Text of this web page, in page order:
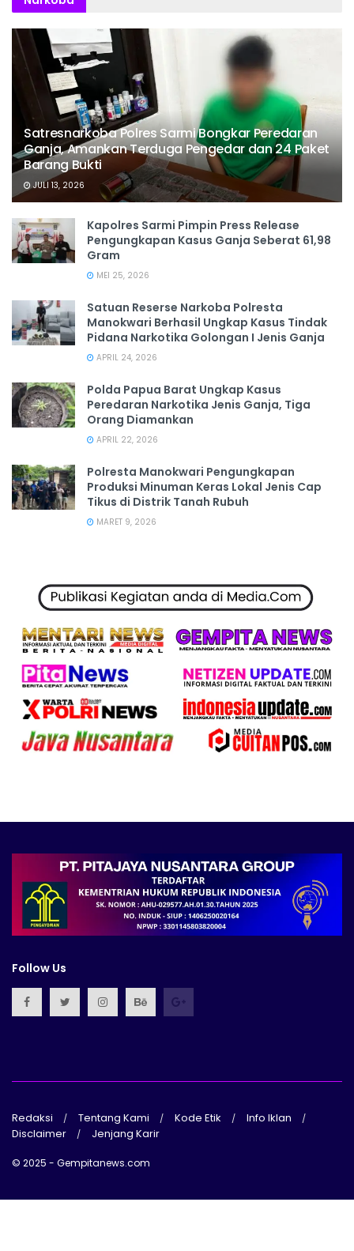
Satresnarkoba Polres Sarmi Bongkar Peredaran
Ganja, Amankan Terduga Pengedar dan 24 Paket
Barang Bukti
JULI 13, 2026
Kapolres Sarmi Pimpin Press Release
Pengungkapan Kasus Ganja Seberat 61,98
Gram
MEI 25, 2026
Satuan Reserse Narkoba Polresta
Manokwari Berhasil Ungkap Kasus Tindak
Pidana Narkotika Golongan I Jenis Ganja
APRIL 24, 2026
Polda Papua Barat Ungkap Kasus
Peredaran Narkotika Jenis Ganja, Tiga
Orang Diamankan
APRIL 22, 2026
Polresta Manokwari Pengungkapan
Produksi Minuman Keras Lokal Jenis Cap
Tikus di Distrik Tanah Rubuh
MARET 9, 2026
Follow Us
Redaksi Tentang Kami Kode Etik
Info Iklan
Disclaimer
Jenjang Karir
© 2025 - Gempitanews.com